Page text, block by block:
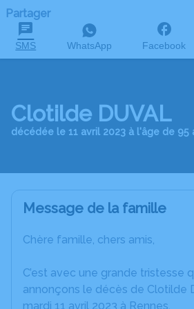
Partager
SMS WhatsApp Facebook
Clotilde DUVAL
décédée le 11 avril 2023 à l'âge de 95
Message de la famille
Chère famille, chers amis,
C’est avec une grande tristesse
annonçons le décès de Clotilde
mardi 11 avril 2023 à Rennes.